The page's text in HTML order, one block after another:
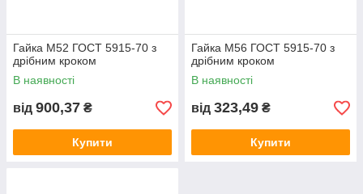
Гайка М52 ГОСТ 5915-70 з
дрібним кроком
В наявності
від 900,37 ₴
Купити
Гайка М56 ГОСТ 5915-70 з
дрібним кроком
В наявності
від 323,49 ₴
Купити